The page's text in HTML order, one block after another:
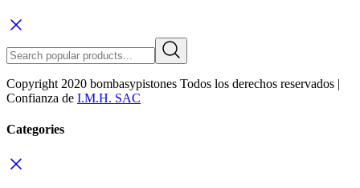
Copyright 2020 bombasypistones Todos los derechos reservados |
Confianza de I.M.H. SAC
Categories